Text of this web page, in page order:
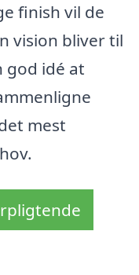
finish vil de
vision bliver til
god idé at
mest